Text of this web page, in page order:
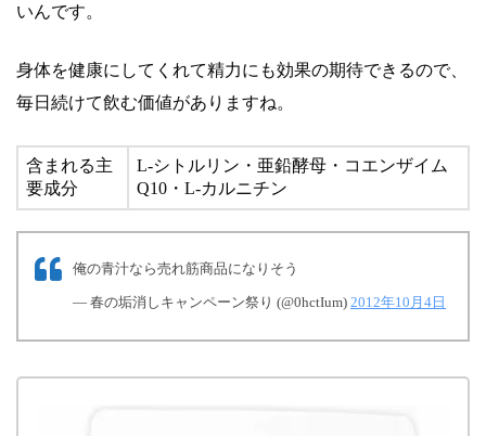
いんです。
身体を健康にしてくれて精力にも効果の期待できるので、
毎日続けて飲む価値がありますね。
含まれる主
要成分
L-シトルリン・亜鉛酵母・コエンザイム
Q10・L-カルニチン
俺の青汁なら売れ筋商品になりそう
— 春の垢消しキャンペーン祭り (@0hctIum) 2012年10月4日